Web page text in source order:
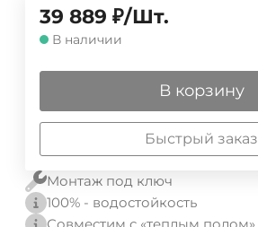
39 889 ₽/Шт.
В наличии
В корзину
Быстрый заказ
Монтаж под ключ
100% - водостойкость